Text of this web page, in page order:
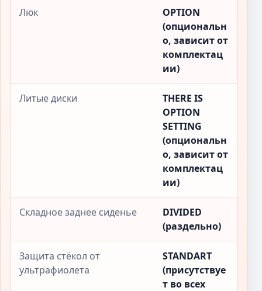
Люк
OPTION
(опциональн
о, зависит от
комплектац
ии)
Литые диски
THERE IS
OPTION
SETTING
(опциональн
о, зависит от
комплектац
ии)
Складное заднее сиденье
DIVIDED
(раздельно)
Защита стёкол от
ультрафиолета
STANDART
(присутствуе
т во всех